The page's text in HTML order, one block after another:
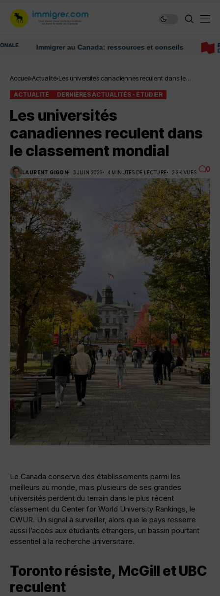
Immigrer au Canada: ressources et conseils
Accueil Actualité Les universités canadiennes reculent dans le
ACTUALITÉ DERNIÈRES ACTUALITÉS - ÉTUDIER
Les universités
canadiennes reculent dans
le classement mondial
LAURENT GIGON 3 JUIN 2026 4 MINUTES DE LECTURE 2.2K VUES 0
Le Canada conserve des établissements parmi les
meilleurs au monde, mais plusieurs de ses grandes
universités perdent du terrain dans le plus récent
classement du Center for World University Rankings, le
CWUR. Un signal à surveiller, alors que le pays resserre
aussi l’accès aux étudiants étrangers, un bassin pourtant
essentiel à la recherche universitaire.
Toronto résiste, McGill et UBC
reculent